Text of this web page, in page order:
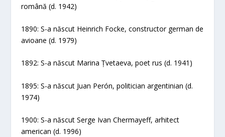
română (d. 1942)
1890: S-a născut Heinrich Focke, constructor german de
avioane (d. 1979)
1892: S-a născut Marina Țvetaeva, poet rus (d. 1941)
1895: S-a născut Juan Perón, politician argentinian (d.
1974)
1900: S-a născut Serge Ivan Chermayeff, arhitect
american (d. 1996)